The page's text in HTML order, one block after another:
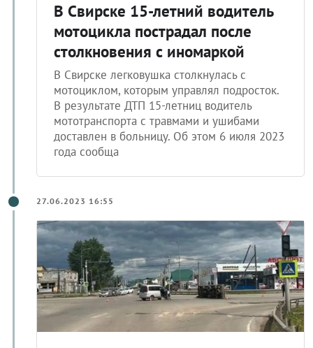
В Свирске 15-летний водитель
мотоцикла пострадал после
столкновения с иномаркой
В Свирске легковушка столкнулась с
мотоциклом, которым управлял подросток.
В результате ДТП 15-летниц водитель
мототранспорта с травмами и ушибами
доставлен в больницу. Об этом 6 июля 2023
года сообща
27.06.2023 16:55